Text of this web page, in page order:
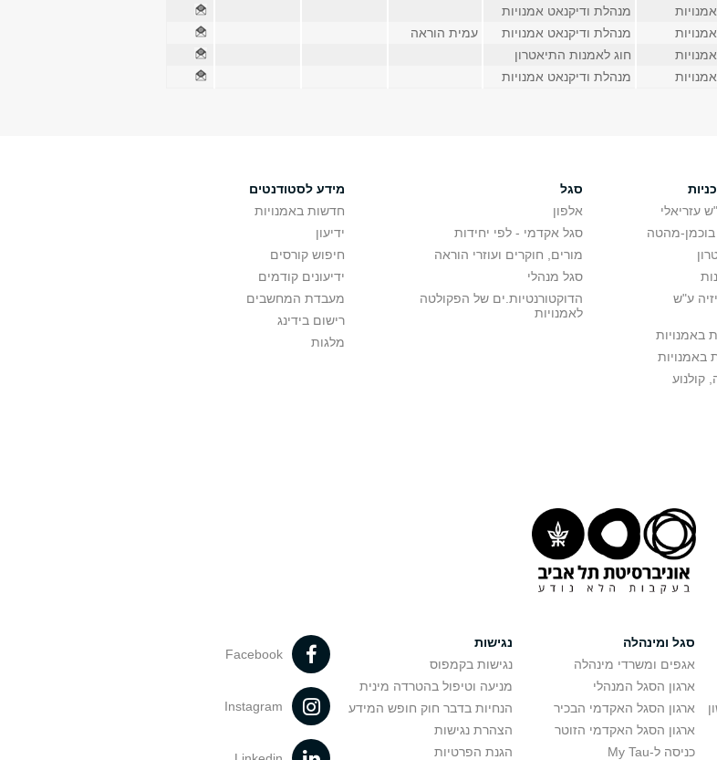
מנהלת ודיקנאט אמנויות
מנהלת ודיקנאט אמנויות
עמית הוראה
חוג לאמנות התיאטרון
מנהלת ודיקנאט אמנויות
עזריאלי
בוכמן-מהטה
ע"ש
באמנויות
באמנויות
קולנוע
סגל
אלפון
סגל אקדמי - לפי יחידות
מורים, חוקרים ועוזרי הוראה
סגל מנהלי
הדוקטורנטיות.ים של הפקולטה
לאמנויות
מידע לסטודנטים
חדשות באמנויות
ידיעון
חיפוש קורסים
ידיעונים קודמים
מעבדת המחשבים
רישום בידינג
מלגות
סגל ומינהלה
אגפים ומשרדי מינהלה
ארגון הסגל המנהלי
ארגון הסגל האקדמי הבכיר
ארגון הסגל האקדמי הזוטר
כניסה ל-My Tau
נגישות
נגישות בקמפוס
מניעה וטיפול בהטרדה מינית
הנחיות בדבר חוק חופש המידע
הצהרת נגישות
הגנת הפרטיות
Facebook
Instagram